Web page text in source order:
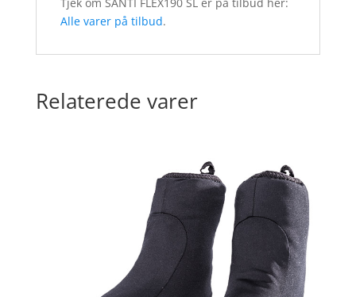
Alle varer på tilbud.
Relaterede varer